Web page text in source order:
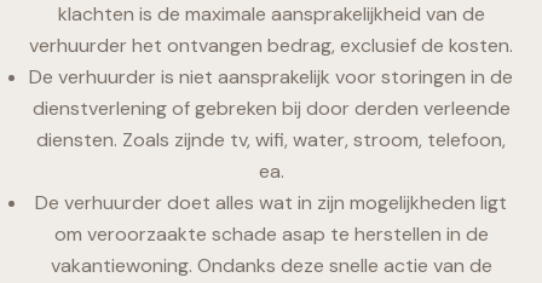
klachten is de maximale aansprakelijkheid van de
verhuurder het ontvangen bedrag, exclusief de kosten.
De verhuurder is niet aansprakelijk voor storingen in de
dienstverlening of gebreken bij door derden verleende
diensten. Zoals zijnde tv, wifi, water, stroom, telefoon,
ea.
De verhuurder doet alles wat in zijn mogelijkheden ligt
om veroorzaakte schade asap te herstellen in de
vakantiewoning. Ondanks deze snelle actie van de